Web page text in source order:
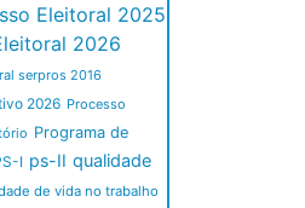
Eleitoral 2025
2026
serpros 2016
2026 Processo
Programa de
I ps-II qualidade
de vida no trabalho